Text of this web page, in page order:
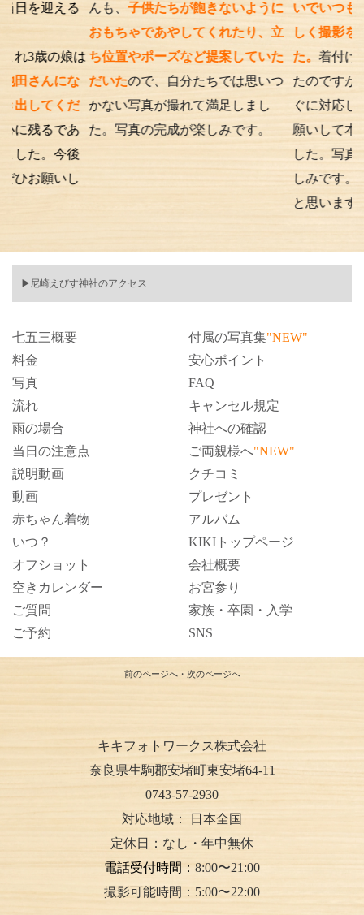
る
娘は
な
だ
あ
後
し
んも、子供たちが飽きないように
おもちゃであやしてくれたり、立
ち位置やポーズなど提案していた
だいたので、自分たちでは思いつ
かない写真が撮れて満足しまし
た。写真の完成が楽しみです。
いでいつもの笑顔が
しく撮影を行うこと
た。着付けとアテン
たのですが、撮影時
ぐに対応してくださ
願いして本当に良か
した。写真の仕上が
しみです。また次も
と思います。
▶️尼崎えびす神社のアクセス
七五三概要
料金
写真
流れ
雨の場合
当日の注意点
説明動画
動画
赤ちゃん着物
いつ？
オフショット
空きカレンダー
ご質問
ご予約
付属の写真集"NEW"
安心ポイント
FAQ
キャンセル規定
神社への確認
ご両親様へ"NEW"
クチコミ
プレゼント
アルバム
KIKIトップページ
会社概要
お宮参り
家族・卒園・入学
SNS
前のページへ・ 次のページへ
キキフォトワークス株式会社
奈良県生駒郡安堵町東安堵64-11
0743-57-2930
対応地域：
日本全国
定休日：なし・年中無休
電話受付時間： 8:00〜21:00
撮影可能時間：5:00〜22:00